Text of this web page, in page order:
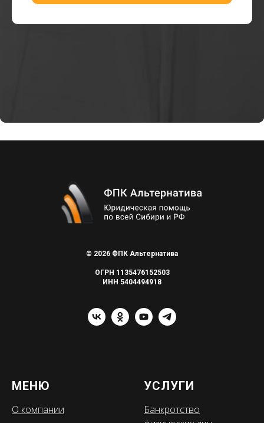
© 2026 ФПК Альтернатива
ОГРН 1135476152503
ИНН 5404494918
МЕНЮ
О компании
УСЛУГИ
Банкротство